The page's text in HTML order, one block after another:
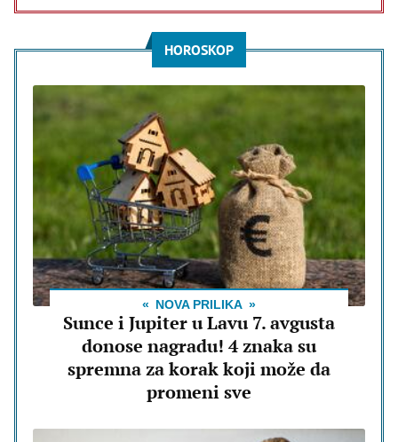
HOROSKOP
NOVA PRILIKA
Sunce i Jupiter u Lavu 7. avgusta
donose nagradu! 4 znaka su
spremna za korak koji može da
promeni sve